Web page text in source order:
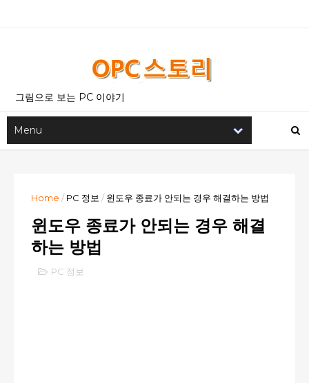
그림으로 보는 PC 이야기
Home / PC 정보 / 윈도우 종료가 안되는 경우 해결하는 방법
윈도우 종료가 안되는 경우 해결
하는 방법
PC 정보